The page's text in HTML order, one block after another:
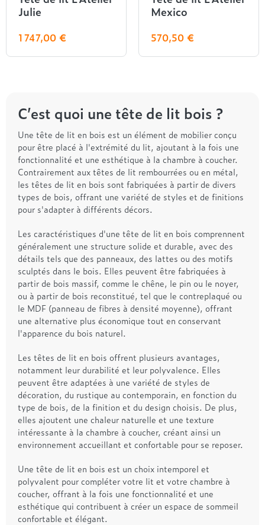
Julie
1 747,00 €
Mexico
570,50 €
C’est quoi une tête de lit bois ?
Une tête de lit en bois est un élément de mobilier conçu
pour être placé à l'extrémité du lit, ajoutant à la fois une
fonctionnalité et une esthétique à la chambre à coucher.
Contrairement aux têtes de lit rembourrées ou en métal,
les têtes de lit en bois sont fabriquées à partir de divers
types de bois, offrant une variété de styles et de finitions
pour s'adapter à différents décors.
Les caractéristiques d'une tête de lit en bois comprennent
généralement une structure solide et durable, avec des
détails tels que des panneaux, des lattes ou des motifs
sculptés dans le bois. Elles peuvent être fabriquées à
partir de bois massif, comme le chêne, le pin ou le noyer,
ou à partir de bois reconstitué, tel que le contreplaqué ou
le MDF (panneau de fibres à densité moyenne), offrant
une alternative plus économique tout en conservant
l'apparence du bois naturel.
Les têtes de lit en bois offrent plusieurs avantages,
notamment leur durabilité et leur polyvalence. Elles
peuvent être adaptées à une variété de styles de
décoration, du rustique au contemporain, en fonction du
type de bois, de la finition et du design choisis. De plus,
elles ajoutent une chaleur naturelle et une texture
intéressante à la chambre à coucher, créant ainsi un
environnement accueillant et confortable pour se reposer.
Une tête de lit en bois est un choix intemporel et
polyvalent pour compléter votre lit et votre chambre à
coucher, offrant à la fois une fonctionnalité et une
esthétique qui contribuent à créer un espace de sommeil
confortable et élégant.